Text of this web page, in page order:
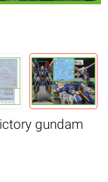
gundam